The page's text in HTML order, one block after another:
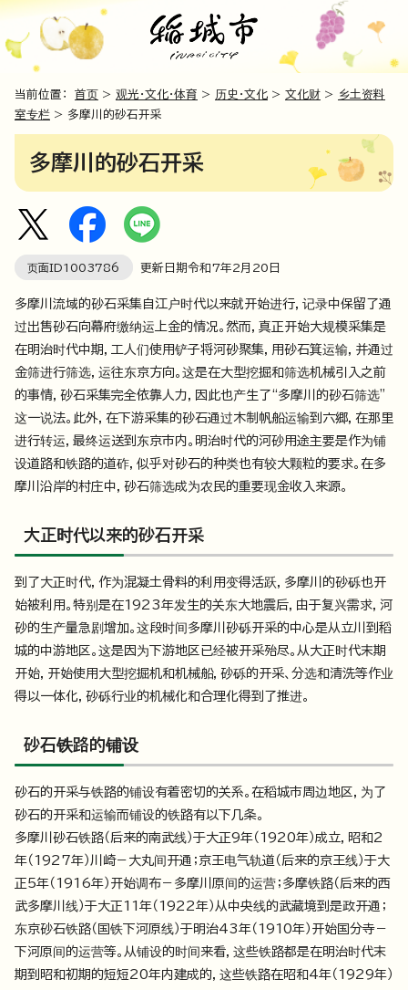
当前位置： 首页 > 观光・文化・体育 > 历史・文化 > 文化财 > 乡土资料
室专栏 > 多摩川的砂石开采
多摩川的砂石开采
页面ID1003786 更新日期令和7年2月 20 日
多摩川流域的砂石采集自江户时代以来就开始进行，记录中保留了通
过出售砂石向幕府缴纳运上金的情况。然而，真正开始大规模采集是
在明治时代中期，工人们使用铲子将河砂聚集，用砂石箕运输，并通过
金筛进行筛选，运往东京方向。这是在大型挖掘和筛选机械引入之前
的事情，砂石采集完全依靠人力，因此也产生了“多摩川的砂石筛选”
这一说法。此外，在下游采集的砂石通过木制帆船运输到六郷，在那里
进行转运，最终运送到东京市内。明治时代的河砂用途主要是作为铺
设道路和铁路的道砟，似乎对砂石的种类也有较大颗粒的要求。在多
摩川沿岸的村庄中，砂石筛选成为农民的重要现金收入来源。
大正时代以来的砂石开采
到了大正时代，作为混凝土骨料的利用变得活跃，多摩川的砂砾也开
始被利用。特别是在1923年发生的关东大地震后，由于复兴需求，河
砂的生产量急剧增加。这段时间多摩川砂砾开采的中心是从立川到稻
城的中游地区。这是因为下游地区已经被开采殆尽。从大正时代末期
开始，开始使用大型挖掘机和机械船，砂砾的开采、分选和清洗等作业
得以一体化，砂砾行业的机械化和合理化得到了推进。
砂石铁路的铺设
砂石的开采与铁路的铺设有着密切的关系。在稻城市周边地区，为了
砂石的开采和运输而铺设的铁路有以下几条。
多摩川砂石铁路（后来的南武线）于大正9年（1920年）成立，昭和2
年（1927年）川崎－大丸间开通；京王电气轨道（后来的京王线）于大
正5年（1916年）开始调布－多摩川原间的运营；多摩铁路（后来的西
武多摩川线）于大正11年（1922年）从中央线的武藏境到是政开通；
东京砂石铁路（国铁下河原线）于明治43年（1910年）开始国分寺－
下河原间的运营等。从铺设的时间来看，这些铁路都是在明治时代末
期到昭和初期的短短20年内建成的，这些铁路在昭和4年（1929年）